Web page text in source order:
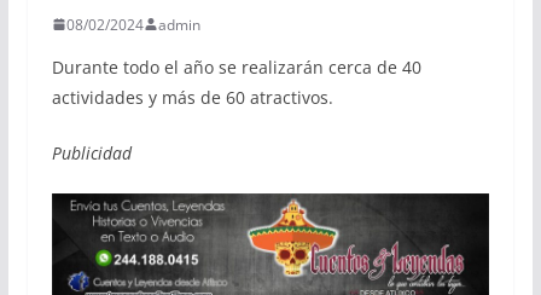
08/02/2024 admin
Durante todo el año se realizarán cerca de 40
actividades y más de 60 atractivos.
Publicidad